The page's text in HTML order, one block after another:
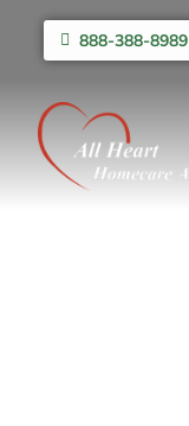
888-388-8989